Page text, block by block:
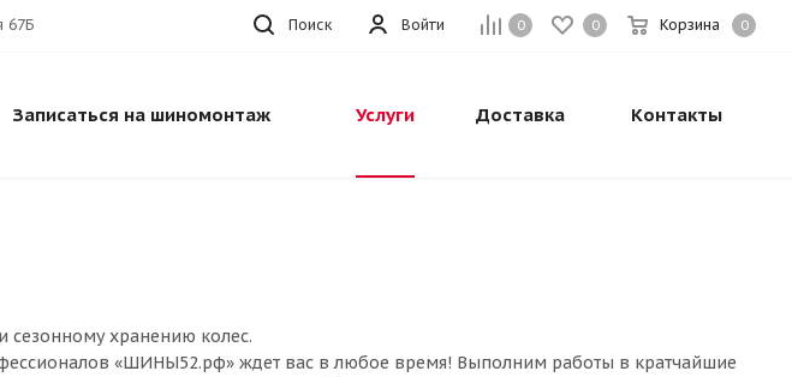
0 0 Корзина 0
Войти
67Б Поиск
Записаться на шиномонтаж Услуги Доставка Контакты
сезонному хранению колес.
«ШИНЫ52.рф» ждет вас в любое время! Выполним работы в кратчайшие